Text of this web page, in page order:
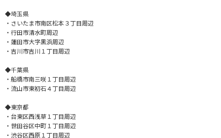
◆埼玉県
・さいたま市南区松本３丁目周辺
・行田市清水町周辺
・蓮田市大字黒浜周辺
・吉川市吉川１丁目周辺
◆千葉県
・船橋市南三咲１丁目周辺
・流山市東初石４丁目周辺
◆東京都
・台東区西浅草１丁目周辺
・世田谷区中町１丁目周辺
・渋谷区西原１丁目周辺